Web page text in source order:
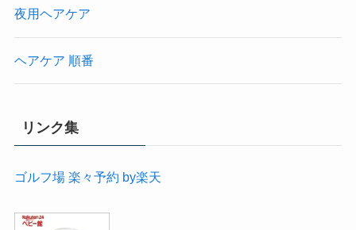
夜用ヘアケア
ヘアケア 順番
リンク集
ゴルフ場 楽々予約 by楽天